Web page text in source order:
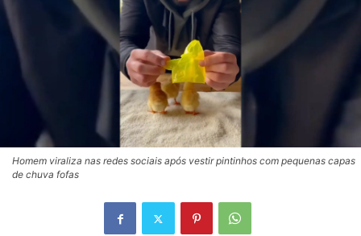
Homem viraliza nas redes sociais após vestir pintinhos com pequenas capas
de chuva fofas